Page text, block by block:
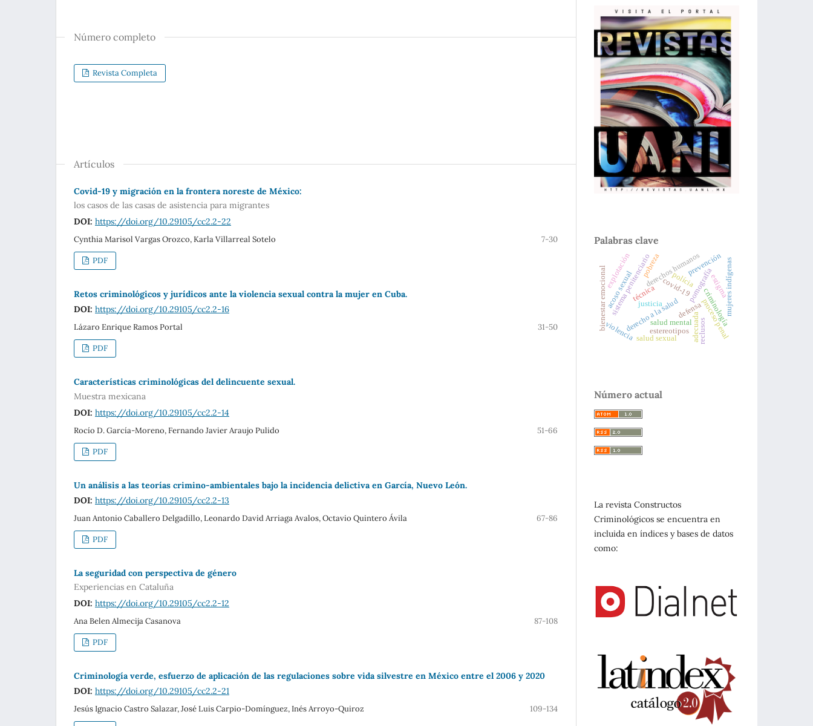
Número completo
Revista Completa
Artículos
Covid-19 y migración en la frontera noreste de México:
los casos de las casas de asistencia para migrantes
DOI: https://doi.org/10.29105/cc2.2-22
Cynthia Marisol Vargas Orozco, Karla Villarreal Sotelo 7-30
PDF
Retos criminológicos y jurídicos ante la violencia sexual contra la mujer en Cuba.
DOI: https://doi.org/10.29105/cc2.2-16
Lázaro Enrique Ramos Portal 31-50
PDF
Características criminológicas del delincuente sexual.
Muestra mexicana
DOI: https://doi.org/10.29105/cc2.2-14
Rocío D. García-Moreno, Fernando Javier Araujo Pulido 51-66
PDF
Un análisis a las teorías crimino-ambientales bajo la incidencia delictiva en García, Nuevo León.
DOI: https://doi.org/10.29105/cc2.2-13
Juan Antonio Caballero Delgadillo, Leonardo David Arriaga Avalos, Octavio Quintero Ávila 67-86
PDF
La seguridad con perspectiva de género
Experiencias en Cataluña
DOI: https://doi.org/10.29105/cc2.2-12
Ana Belen Almecija Casanova 87-108
PDF
Criminología verde, esfuerzo de aplicación de las regulaciones sobre vida silvestre en México entre el 2006 y 2020
DOI: https://doi.org/10.29105/cc2.2-21
Jesús Ignacio Castro Salazar, José Luis Carpio-Domínguez, Inés Arroyo-Quiroz 109-134
Palabras clave
defensa
adecuada
técnica
proceso penal
derechos humanos
derecho a la salud
covid-19
sistema penitenciario
violencia
criminología
polícia
salud mental
bienestar emocional mujeres indígenas
pornografía
acoso sexual
estereotipos
salud sexual
reclusos
estigma
justicia
explotación prevención
pobreza
Número actual
La revista Constructos
Criminológicos se encuentra en
incluida en índices y bases de datos
como: